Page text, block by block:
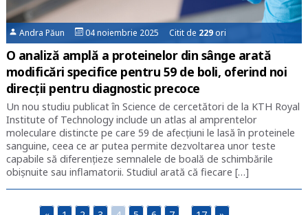
Andra Păun 04 noiembrie 2025 Citit de 229ori
O analiză amplă a proteinelor din sânge arată
modificări specifice pentru 59 de boli, oferind noi
direcții pentru diagnostic precoce
Un nou studiu publicat în Science de cercetători de la KTH Royal
Institute of Technology include un atlas al amprentelor
moleculare distincte pe care 59 de afecțiuni le lasă în proteinele
sanguine, ceea ce ar putea permite dezvoltarea unor teste
capabile să diferențieze semnalele de boală de schimbările
obișnuite sau inflamatorii. Studiul arată că fiecare […]